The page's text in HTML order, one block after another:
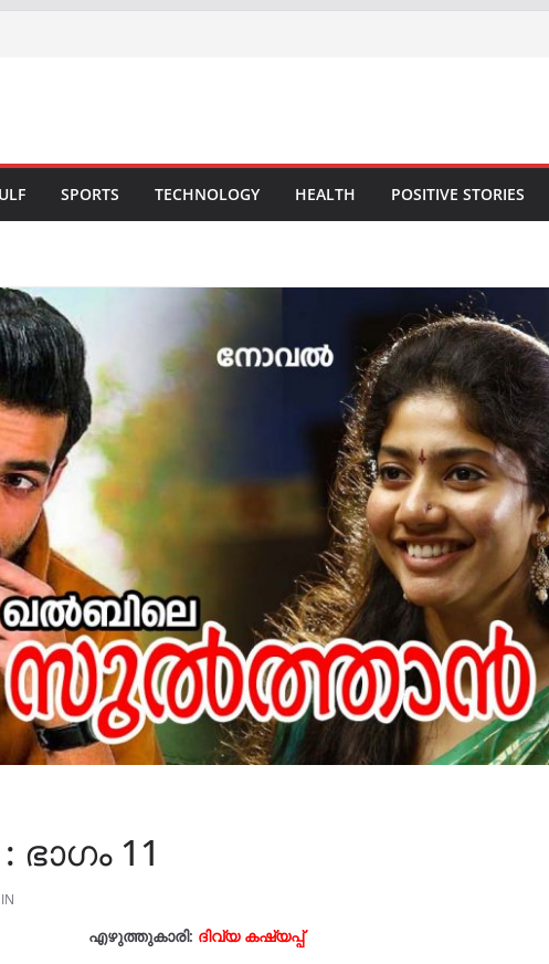
SPORTS TECHNOLOGY HEALTH POSITIVE STORIES
11
എഴുത്തുകാരി: ദിവ്യ കഷ്യപ്പ്‌